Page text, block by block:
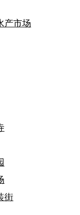
产市场
街